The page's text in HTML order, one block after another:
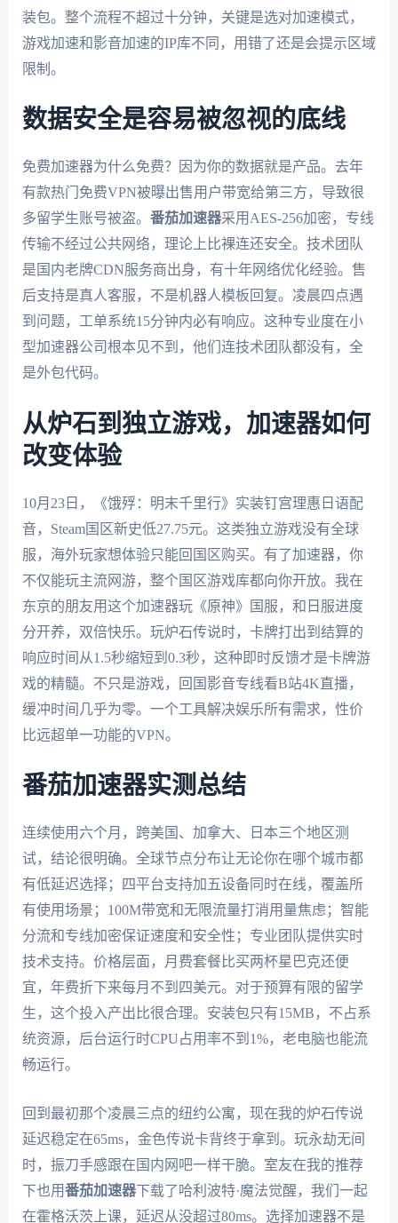
装包。整个流程不超过十分钟，关键是选对加速模式，
游戏加速和影音加速的IP库不同，用错了还是会提示区域
限制。
数据安全是容易被忽视的底线
免费加速器为什么免费？因为你的数据就是产品。去年
有款热门免费VPN被曝出售用户带宽给第三方，导致很
多留学生账号被盗。 番茄加速器采用AES-256加密，专线
传输不经过公共网络，理论上比裸连还安全。技术团队
是国内老牌CDN服务商出身，有十年网络优化经验。售
后支持是真人客服，不是机器人模板回复。凌晨四点遇
到问题，工单系统15分钟内必有响应。这种专业度在小
型加速器公司根本见不到，他们连技术团队都没有，全
是外包代码。
从炉石到独立游戏，加速器如何
改变体验
10月23日，《饿殍：明末千里行》实装钉宫理惠日语配
音，Steam国区新史低27.75元。这类独立游戏没有全球
服，海外玩家想体验只能回国区购买。有了加速器，你
不仅能玩主流网游，整个国区游戏库都向你开放。我在
东京的朋友用这个加速器玩《原神》国服，和日服进度
分开养，双倍快乐。玩炉石传说时，卡牌打出到结算的
响应时间从1.5秒缩短到0.3秒，这种即时反馈才是卡牌游
戏的精髓。不只是游戏，回国影音专线看B站4K直播，
缓冲时间几乎为零。一个工具解决娱乐所有需求，性价
比远超单一功能的VPN。
番茄加速器实测总结
连续使用六个月，跨美国、加拿大、日本三个地区测
试，结论很明确。全球节点分布让无论你在哪个城市都
有低延迟选择；四平台支持加五设备同时在线，覆盖所
有使用场景；100M带宽和无限流量打消用量焦虑；智能
分流和专线加密保证速度和安全性；专业团队提供实时
技术支持。价格层面，月费套餐比买两杯星巴克还便
宜，年费折下来每月不到四美元。对于预算有限的留学
生，这个投入产出比很合理。安装包只有15MB，不占系
统资源，后台运行时CPU占用率不到1%，老电脑也能流
畅运行。
回到最初那个凌晨三点的纽约公寓，现在我的炉石传说
延迟稳定在65ms，金色传说卡背终于拿到。玩永劫无间
时，振刀手感跟在国内网吧一样干脆。室友在我的推荐
下也用番茄加速器下载了哈利波特·魔法觉醒，我们一起
在霍格沃茨上课，延迟从没超过80ms。选择加速器不是